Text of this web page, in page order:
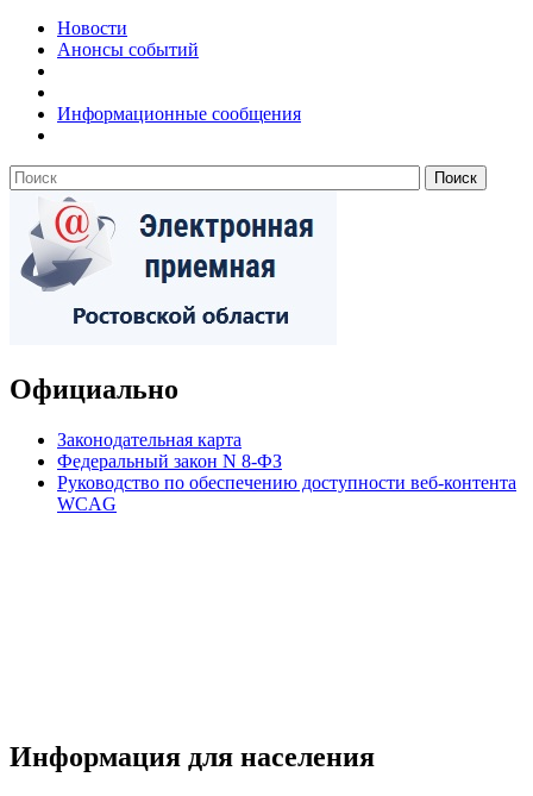
Новости
Анонсы событий
Информационные сообщения
Официально
Законодательная карта
Федеральный закон N 8-ФЗ
Руководство по обеспечению доступности веб-контента
WCAG
Информация для населения